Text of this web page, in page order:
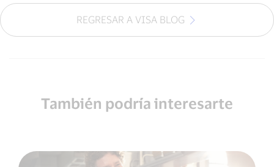
REGRESAR A VISA BLOG
También podría interesarte